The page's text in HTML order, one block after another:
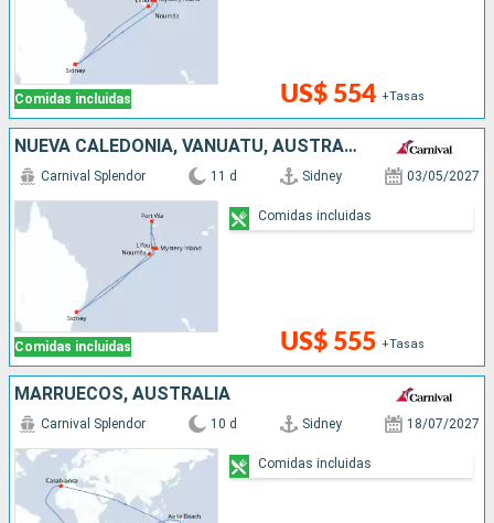
Comidas incluidas US$ 554 +Tasas
NUEVA CALEDONIA, VANUATU, AUSTRALIA
Comidas incluidas
Carnival Splendor 11 d Sidney 03/05/2027
US$ 555 +Tasas
Comidas incluidas
MARRUECOS, AUSTRALIA
Carnival Splendor 10 d Sidney 18/07/2027
Comidas incluidas